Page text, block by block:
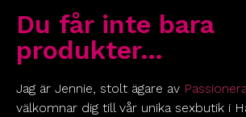
Du får inte bara
produkter…
Jag är Jennie, stolt ägare av
välkomnar dig till vår unika sexbutik i